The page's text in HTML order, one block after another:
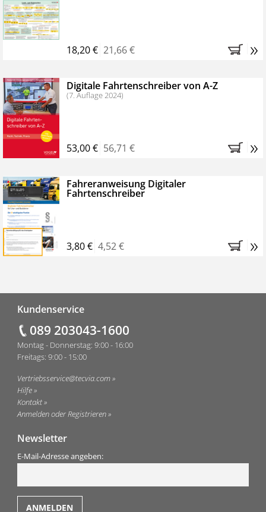
Bestellen Sie jetzt das VerkehrsRundschau Profipaket im
Kennenlern-Abo für zwei Monate (inkl. der derzeitig
Monaten brauchen Sie nichts weiter tun, das
Abonnement endet automatisch, es entstehen keine
weiteren Verpflichtungen.
18,20 € 21,66 € »
Digitale Fahrtenschreiber von A-Z
(7. Auflage 2024)
53,00 € 56,71 € »
Fahreranweisung Digitaler
Fahrtenschreiber
3,80 € 4,52 € »
Kundenservice
089 203043-1600
Montag - Donnerstag: 9:00 - 16:00
Freitags: 9:00 - 15:00
Vertriebsservice@tecvia.com
Hilfe
Kontakt
Anmelden oder Registrieren
Newsletter
E-Mail-Adresse angeben: